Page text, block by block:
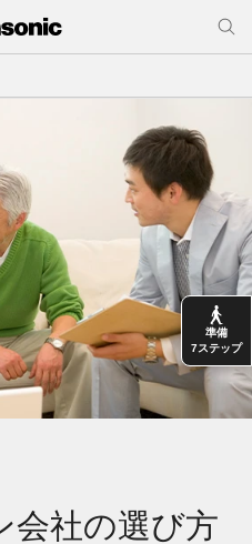
会社の選び方
準備
7ステップ